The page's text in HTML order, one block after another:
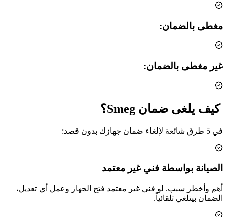
مغطى بالضمان:
غير مغطى بالضمان:
️ كيف يلغى ضمان Smeg؟
في 5 طرق شائعة لإلغاء ضمان جهازك بدون قصد:
الصيانة بواسطة فني غير معتمد
أهم وأخطر سبب. لو فني غير معتمد فتح الجهاز وعمل أي تعديل،
الضمان بيتلغي تلقائياً.